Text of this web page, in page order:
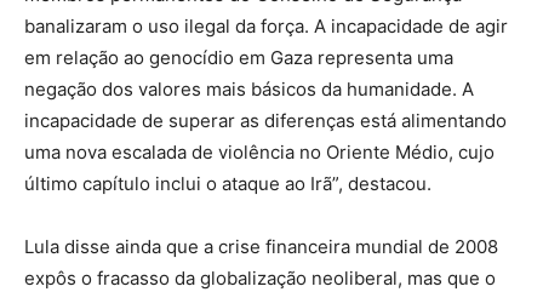
banalizaram o uso ilegal da força. A incapacidade de agir
em relação ao genocídio em Gaza representa uma
negação dos valores mais básicos da humanidade. A
incapacidade de superar as diferenças está alimentando
uma nova escalada de violência no Oriente Médio, cujo
último capítulo inclui o ataque ao Irã”, destacou.
Lula disse ainda que a crise financeira mundial de 2008
expôs o fracasso da globalização neoliberal, mas que o